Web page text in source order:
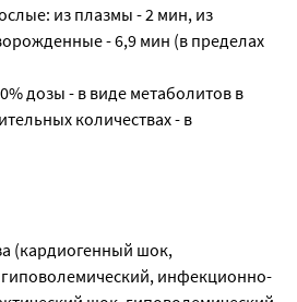
из плазмы - 2 мин, из
- 6,9 мин (в пределах
дозы - в виде метаболитов в
количествах - в
(кардиогенный шок,
инфекционно-